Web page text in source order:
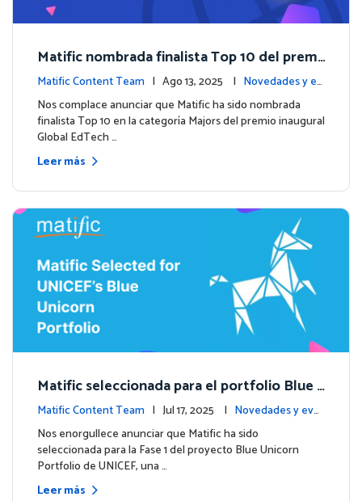
Matific nombrada finalista Top 10 del premi
o inaugural Global EdTech Prize
Matific Content Team | Ago 13, 2025 | Novedades y ev
entos
Nos complace anunciar que Matific ha sido nombrada
finalista Top 10 en la categoría Majors del premio inaugural
Global EdTech …
Leer más
Matific seleccionada para el portfolio Blue
Unicorn de UNICEF: Comienza una nueva et
apa
Matific Content Team | Jul 17, 2025 | Novedades y eve
ntos
Nos enorgullece anunciar que Matific ha sido
seleccionada para la Fase 1 del proyecto Blue Unicorn
Portfolio de UNICEF, una …
Leer más